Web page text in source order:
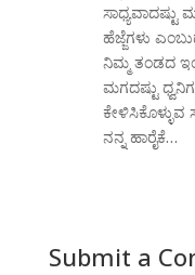
ಹೆಜ್ಜೆಗಳು
ನಿಮ್ಮ ತಂಡದ
ಮಗದಷ್ಟು
ನನ್ನ ಹಾರೈಕೆ…
Submit a